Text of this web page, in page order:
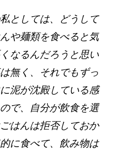
としては、どうして
や麺類を食べると気
なるんだろうと思い
無く、
それでもずっ
泥が沈殿している感
で、 自分が飲食を選
はんは拒否しておか
に食べて、飲み物は